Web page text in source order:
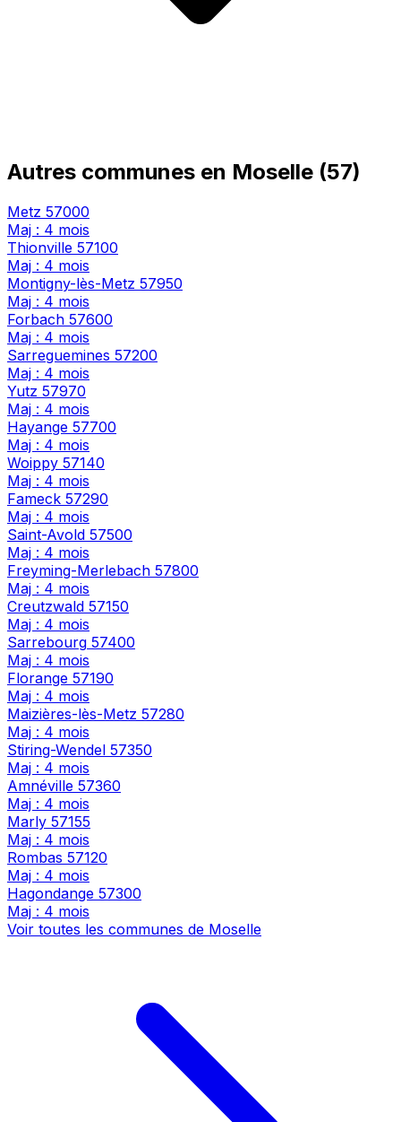
Autres communes en Moselle (57)
Metz 57000
Maj : 4 mois
Thionville 57100
Maj : 4 mois
Montigny-lès-Metz 57950
Maj : 4 mois
Forbach 57600
Maj : 4 mois
Sarreguemines 57200
Maj : 4 mois
Yutz 57970
Maj : 4 mois
Hayange 57700
Maj : 4 mois
Woippy 57140
Maj : 4 mois
Fameck 57290
Maj : 4 mois
Saint-Avold 57500
Maj : 4 mois
Freyming-Merlebach 57800
Maj : 4 mois
Creutzwald 57150
Maj : 4 mois
Sarrebourg 57400
Maj : 4 mois
Florange 57190
Maj : 4 mois
Maizières-lès-Metz 57280
Maj : 4 mois
Stiring-Wendel 57350
Maj : 4 mois
Amnéville 57360
Maj : 4 mois
Marly 57155
Maj : 4 mois
Rombas 57120
Maj : 4 mois
Hagondange 57300
Maj : 4 mois
Voir toutes les communes de Moselle